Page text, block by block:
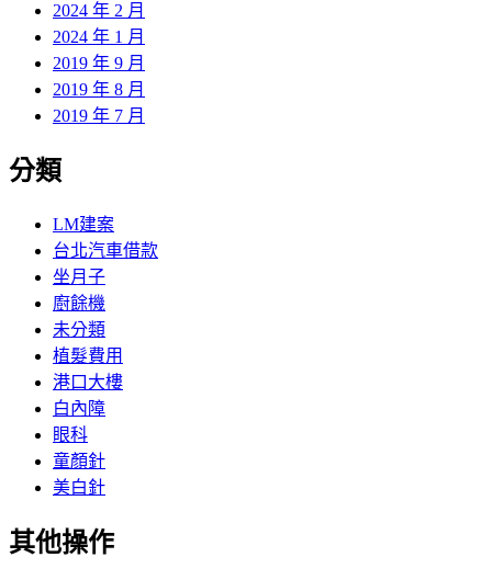
2024 年 2 月
2024 年 1 月
2019 年 9 月
2019 年 8 月
2019 年 7 月
分類
LM建案
台北汽車借款
坐月子
廚餘機
未分類
植髮費用
港口大樓
白內障
眼科
童顏針
美白針
其他操作